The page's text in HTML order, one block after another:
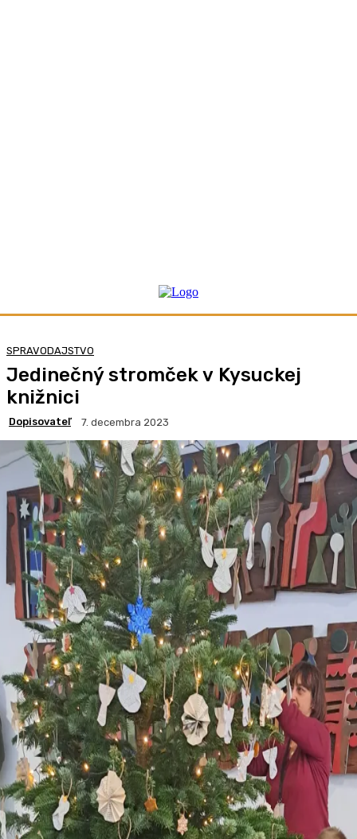
SPRAVODAJSTVO
Jedinečný stromček v Kysuckej
knižnici
Dopisovateľ 7. decembra 2023